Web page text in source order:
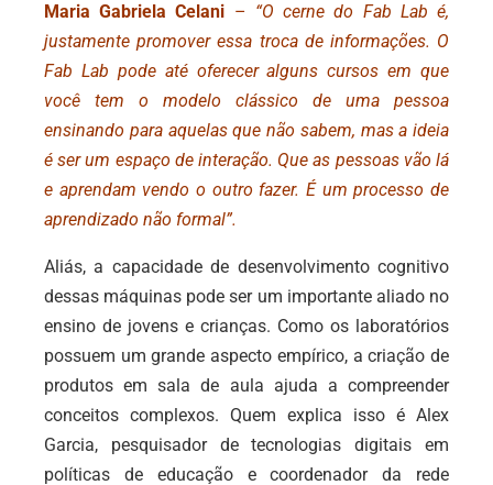
Maria Gabriela Celani – “O cerne do Fab Lab é,
justamente promover essa troca de informações. O
Fab Lab pode até oferecer alguns cursos em que
você tem o modelo clássico de uma pessoa
ensinando para aquelas que não sabem, mas a ideia
é ser um espaço de interação. Que as pessoas vão lá
e aprendam vendo o outro fazer. É um processo de
aprendizado não formal”.
Aliás, a capacidade de desenvolvimento cognitivo
dessas máquinas pode ser um importante aliado no
ensino de jovens e crianças. Como os laboratórios
possuem um grande aspecto empírico, a criação de
produtos em sala de aula ajuda a compreender
conceitos complexos. Quem explica isso é Alex
Garcia, pesquisador de tecnologias digitais em
políticas de educação e coordenador da rede